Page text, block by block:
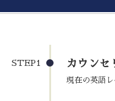
STEP1 カウンセ
現在の英語